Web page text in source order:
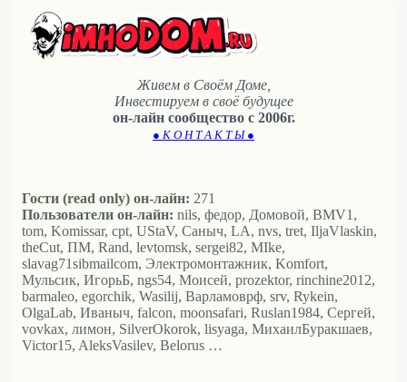
Живем в Своём Доме,
Инвестируем в своё будущее
он-лайн сообщество с 2006г.
● К О Н Т А К Т Ы ●
Гости (read only) он-лайн: 271
Пользователи он-лайн: nils, федор, Домовой, BMV1,
tom, Komissar, cpt, UStaV, Саныч, LA, nvs, tret, IljaVlaskin,
theCut, ПМ, Rand, levtomsk, sergei82, MIke,
slavag71sibmailcom, Электромонтажник, Komfort,
Мульсик, ИгорьБ, ngs54, Моисей, prozektor, rinchine2012,
barmaleo, egorchik, Wasilij, Варламоврф, srv, Rykein,
OlgaLab, Иваныч, falcon, moonsafari, Ruslan1984, Сергей,
vovkax, лимон, SilverOkorok, lisyaga, МихаилБуракшаев,
Victor15, AleksVasilev, Belorus …